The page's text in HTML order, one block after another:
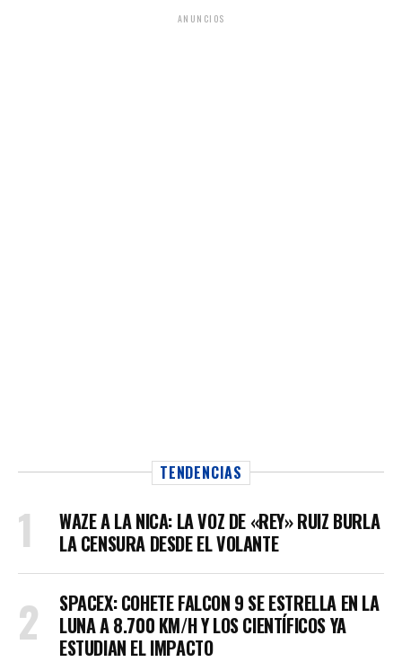
ANUNCIOS
TENDENCIAS
WAZE A LA NICA: LA VOZ DE «REY» RUIZ BURLA
LA CENSURA DESDE EL VOLANTE
SPACEX: COHETE FALCON 9 SE ESTRELLA EN LA
LUNA A 8.700 KM/H Y LOS CIENTÍFICOS YA
ESTUDIAN EL IMPACTO